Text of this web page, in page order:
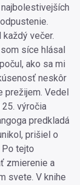
večer.
síce hlásal
ako sa mi
neskôr
Vedel
výročia
predkladá
prišiel o
tejto
zmierenie a
svete. V knihe